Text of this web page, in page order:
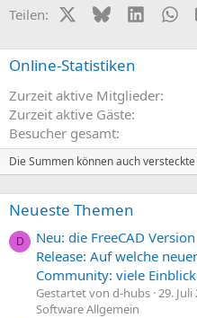
v
i
Teilen: X (Twitter)
BlueskyLinkedIn
Online-Statistiken
Zurzeit aktive Mitglieder
Zurzeit aktive Gäste
Besucher gesamt
Die Summen können auch
Neueste Themen
D
Neu: die FreeCAD
Release: Auf welche
Community: viele
Gestartet von d-hubs 29. Juli
Software Allgemein